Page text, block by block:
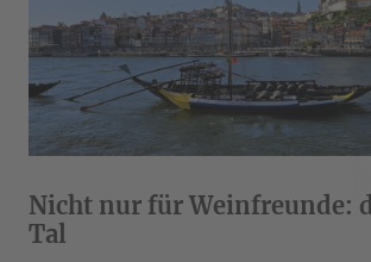
Nicht nur für Weinfreunde:
Tal